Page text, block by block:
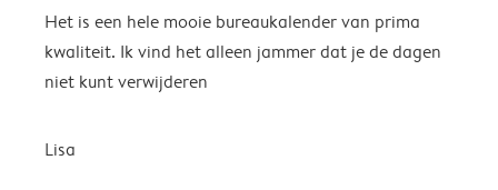
Het is een hele mooie bureaukalender van prima
kwaliteit. Ik vind het alleen jammer dat je de dagen
niet kunt verwijderen
Lisa